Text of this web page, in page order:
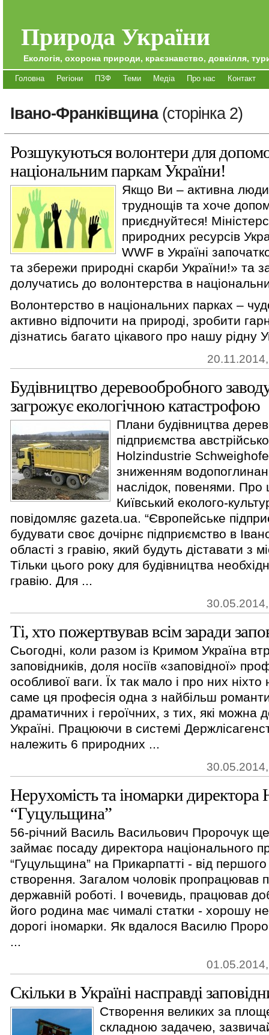
Природа України
Екологія, охорона природи, краєзнавство, довкілля,
Головна Регіони ПЗФ Теми Медіа Про нас Контакт
Івано-Франківщина(сторінка 2)
Розшукуються волонтери для
національним паркам України!
Якщо Ви – активна
труднощів та хоче
приєднуйтеся!
природних ресурсів
WWF в Україні
та збережи природні скарби України!» та
долучатись до волонтерства в
Волонтерство в національних парках –
активно відпочити на природі, зробити
дізнатись багато цікавого про нашу рідну
Будівництво деревообробного
загрожує екологічною катастрофою
Плани будівництва
підприємства
Holzindustrie
зниженням
наслідок, повенями. Про
Київський еколого-
повідомляє gazeta.ua. “Європейське
будувати своє дочірнє підприємство в
області з гравію, який будуть діставати з
Тільки цього року для будівництва
гравію. Для ...
Ті, хто пожертвував всім заради
Сьогодні, коли разом із Кримом Україна
заповідників, доля носіїв «заповідної»
особливої ваги. Їх так мало і про них
саме ця професія одна з найбільш
драматичних і героїчних, з тих, які можна
Україні. Працюючи в системі
належить 6 природних ...
Нерухомість та іномарки директора
“Гуцульщина”
56-річний Василь Васильович Пророчук
займає посаду директора національного
“Гуцульщина” на Прикарпатті - від
створення. Загалом чоловік пропрацював
державній роботі. І вочевидь, працював
його родина має чималі статки - хорошу
дорогі іномарки. Як вдалося Василю
...
Скільки в Україні насправді
Створення великих за
складною задачею,